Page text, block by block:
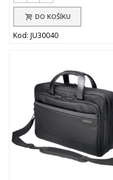
DO KOŠÍKU
Kod: JU30040